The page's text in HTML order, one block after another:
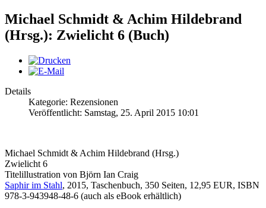
Michael Schmidt & Achim Hildebrand
(Hrsg.): Zwielicht 6 (Buch)
Details
Kategorie: Rezensionen
Veröffentlicht: Samstag, 25. April 2015 10:01
Michael Schmidt & Achim Hildebrand (Hrsg.)
Zwielicht 6
Titelillustration von Björn Ian Craig
Saphir im Stahl, 2015, Taschenbuch, 350 Seiten, 12,95 EUR, ISBN
978-3-943948-48-6 (auch als eBook erhältlich)